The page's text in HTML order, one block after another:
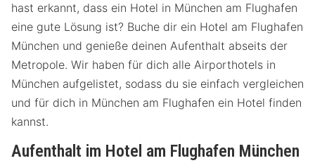
hast erkannt, dass ein Hotel in München am Flughafen
eine gute Lösung ist? Buche dir ein Hotel am Flughafen
München und genieße deinen Aufenthalt abseits der
Metropole. Wir haben für dich alle Airporthotels in
München aufgelistet, sodass du sie einfach vergleichen
und für dich in München am Flughafen ein Hotel finden
kannst.
Aufenthalt im Hotel am Flughafen München